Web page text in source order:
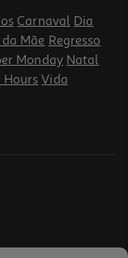
Carnaval Dia
Mãe Regresso
Monday Natal
Vida